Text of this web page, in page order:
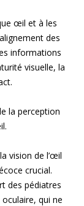
œil et à les
des
informations
visuelle, la
la perception
vision de l’œil
crucial.
des pédiatres
qui ne